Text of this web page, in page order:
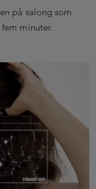
på salong som
minuter.